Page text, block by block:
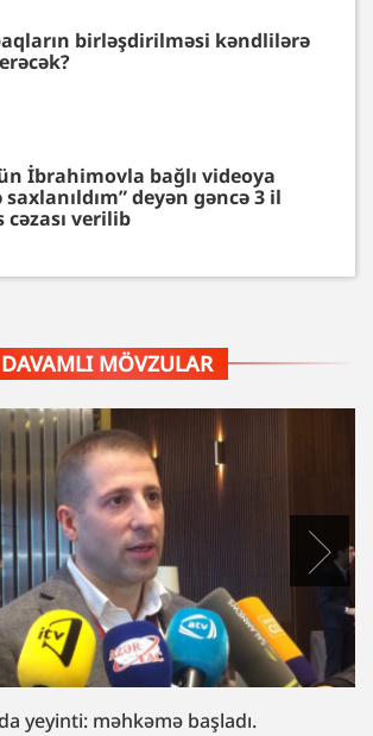
birləşdirilməsi kəndlilərə
İbrahimovla bağlı videoya
saxlanıldım” deyən gəncə 3 il
cəzası verilib
DAVAMLI MÖVZULAR
sui-qəsd işi”ndə müttəhim: